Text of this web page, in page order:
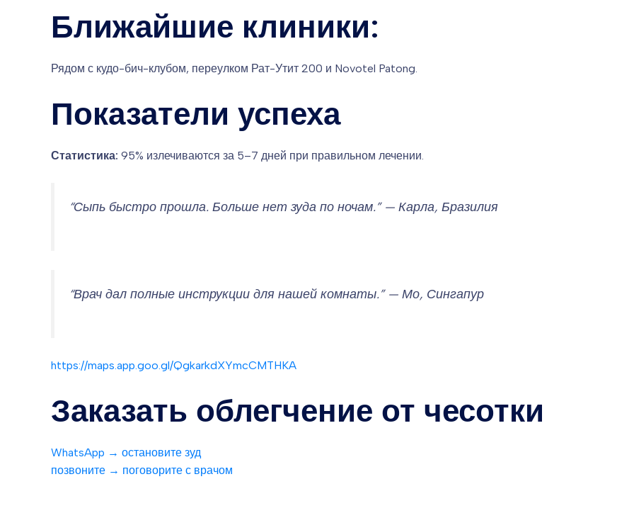
Ближайшие клиники:
Рядом с кудо-бич-клубом, переулком Рат-Утит 200 и Novotel Patong.
Показатели успеха
Статистика: 95% излечиваются за 5–7 дней при правильном лечении.
“Сыпь быстро прошла. Больше нет зуда по ночам.” — Карла, Бразилия
“Врач дал полные инструкции для нашей комнаты.” — Мо, Сингапур
https://maps.app.goo.gl/QgkarkdXYmcCMTHKA
Заказать облегчение от чесотки
WhatsApp → остановите зуд
позвоните → поговорите с врачом